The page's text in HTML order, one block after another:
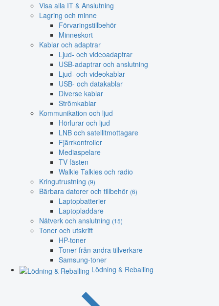
Visa alla IT & Anslutning
Lagring och minne
Förvaringstillbehör
Minneskort
Kablar och adaptrar
Ljud- och videoadaptrar
USB-adaptrar och anslutning
Ljud- och videokablar
USB- och datakablar
Diverse kablar
Strömkablar
Kommunikation och ljud
Hörlurar och ljud
LNB och satellitmottagare
Fjärrkontroller
Mediaspelare
TV-fästen
Walkie Talkies och radio
Kringutrustning (9)
Bärbara datorer och tillbehör (6)
Laptopbatterier
Laptopladdare
Nätverk och anslutning (15)
Toner och utskrift
HP-toner
Toner från andra tillverkare
Samsung-toner
Lödning & Reballing